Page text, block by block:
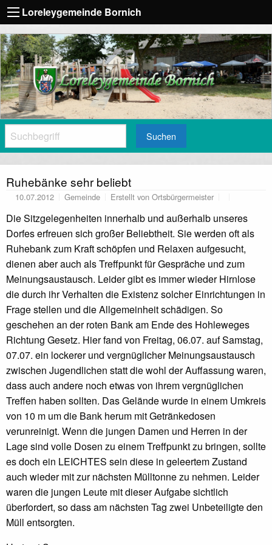
Loreleygemeinde Bornich
Suchen
Ruhebänke sehr beliebt
10.07.2012 Gemeinde Erstellt von Ortsbürgermeister
Die Sitzgelegenheiten innerhalb und außerhalb unseres
Dorfes erfreuen sich großer Beliebtheit. Sie werden oft als
Ruhebank zum Kraft schöpfen und Relaxen aufgesucht,
dienen aber auch als Treffpunkt für Gespräche und zum
Meinungsaustausch. Leider gibt es immer wieder Hirnlose
die durch ihr Verhalten die Existenz solcher Einrichtungen in
Frage stellen und die Allgemeinheit schädigen. So
geschehen an der roten Bank am Ende des Hohleweges
Richtung Gesetz. Hier fand von Freitag, 06.07. auf Samstag,
07.07. ein lockerer und vergnüglicher Meinungsaustausch
zwischen Jugendlichen statt die wohl der Auffassung waren,
dass auch andere noch etwas von ihrem vergnüglichen
Treffen haben sollten. Das Gelände wurde in einem Umkreis
von 10 m um die Bank herum mit Getränkedosen
verunreinigt. Wenn die jungen Damen und Herren in der
Lage sind volle Dosen zu einem Treffpunkt zu bringen, sollte
es doch ein LEICHTES sein diese in geleertem Zustand
auch wieder mit zur nächsten Mülltonne zu nehmen. Leider
waren die jungen Leute mit dieser Aufgabe sichtlich
überfordert, so dass am nächsten Tag zwei Unbeteiligte den
Müll entsorgten.